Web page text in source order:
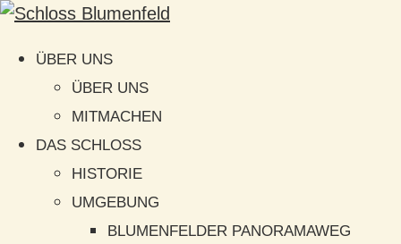
ÜBER UNS
ÜBER UNS
MITMACHEN
DAS SCHLOSS
HISTORIE
UMGEBUNG
BLUMENFELDER PANORAMAWEG